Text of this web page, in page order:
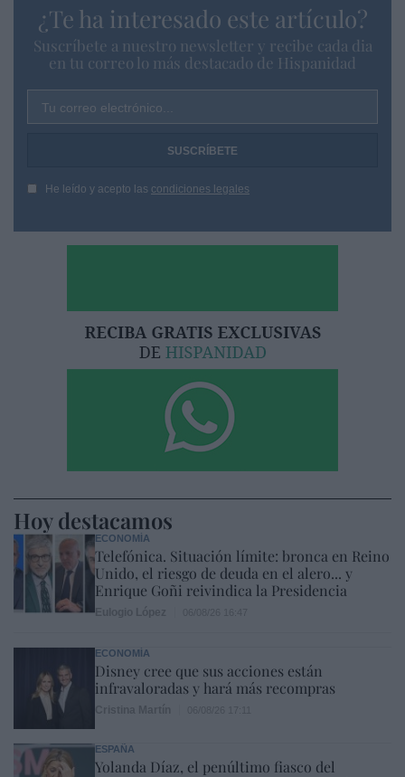
¿Te ha interesado este artículo?
Suscríbete a nuestro newsletter y recibe cada dia
en tu correo lo más destacado de Hispanidad
Tu correo electrónico...
He leído y acepto las condiciones legales
Hoy destacamos
ECONOMÍA
Telefónica. Situación límite: bronca en Reino
Unido, el riesgo de deuda en el alero... y
Enrique Goñi reivindica la Presidencia
ECONOMÍA
Disney cree que sus acciones están
infravaloradas y hará más recompras
ESPAÑA
Yolanda Díaz, el penúltimo fiasco del